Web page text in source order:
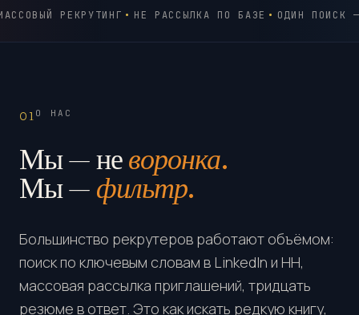
РЕКРУТИНГ НЕ РАССЫЛКА ПО БАЗЕ ОДИН ПОИСК
01 О НАС
Мы — неворонка.
Мы — фильтр.
Большинство рекрутеров работают объёмом:
поиск по ключевым словам в LinkedIn и HH,
массовая рассылка приглашений, тридцать
резюме в ответ. Это как искать редкую книгу,